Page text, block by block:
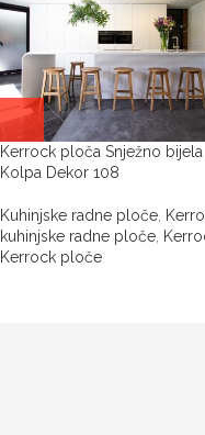
Kerrock ploča Snježno bijela
Kolpa Dekor 108
Kuhinjske radne ploče
kuhinjske radne ploče
Kerrock ploče